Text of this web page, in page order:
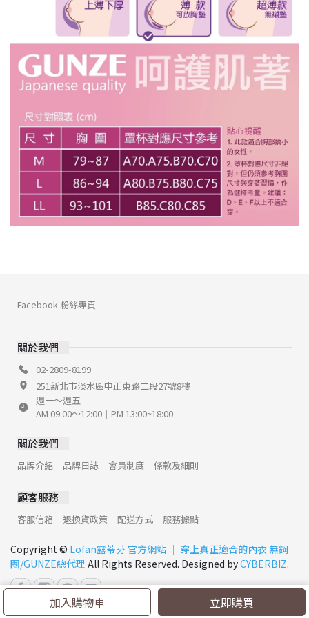
加入購物車 立即購買
關於我們
02-2809-8199
251新北市淡水區中正東路二段27號8樓
週一～週五
AM 09:00～12:00｜PM 13:00~18:00
關於我們
品牌介紹 品牌日誌 會員制度 條款及細則
顧客服務
客服信箱 退換貨政策 配送方式 服務據點
Facebook 粉絲專頁
Copyright © Lofan露蒂芬 官方網站 │ 穿上真正適合的內衣 無鋼
圈/GUNZE總代理 All Rights Reserved. Designed byCYBERBIZ.